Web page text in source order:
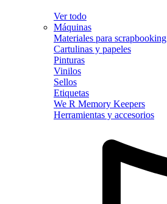
Ver todo
Máquinas
Materiales para scrapbooking
Cartulinas y papeles
Pinturas
Vinilos
Sellos
Etiquetas
We R Memory Keepers
Herramientas y accesorios